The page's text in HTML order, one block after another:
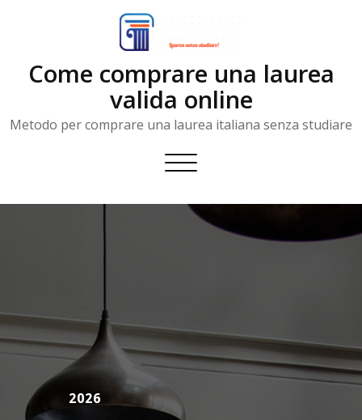
Come comprare una laurea
valida online
Metodo per comprare una laurea italiana senza studiare
Toggle
2026